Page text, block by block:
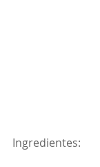
Ingredientes: